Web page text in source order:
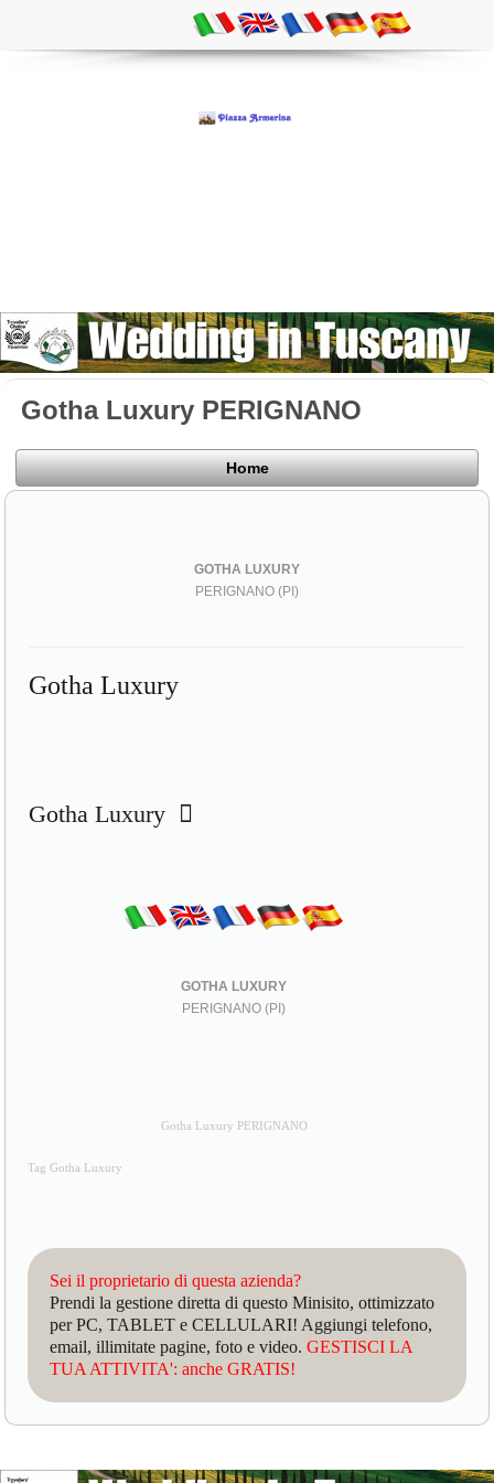
Gotha Luxury PERIGNANO
Home
GOTHA LUXURY
PERIGNANO (PI)
Gotha Luxury
Gotha Luxury
GOTHA LUXURY
PERIGNANO (PI)
Gotha Luxury PERIGNANO
Tag Gotha Luxury
Sei il proprietario di questa azienda?
Prendi la gestione diretta di questo Minisito, ottimizzato
per PC, TABLET e CELLULARI! Aggiungi telefono,
email, illimitate pagine, foto e video.GESTISCI LA
TUA ATTIVITA': anche GRATIS!